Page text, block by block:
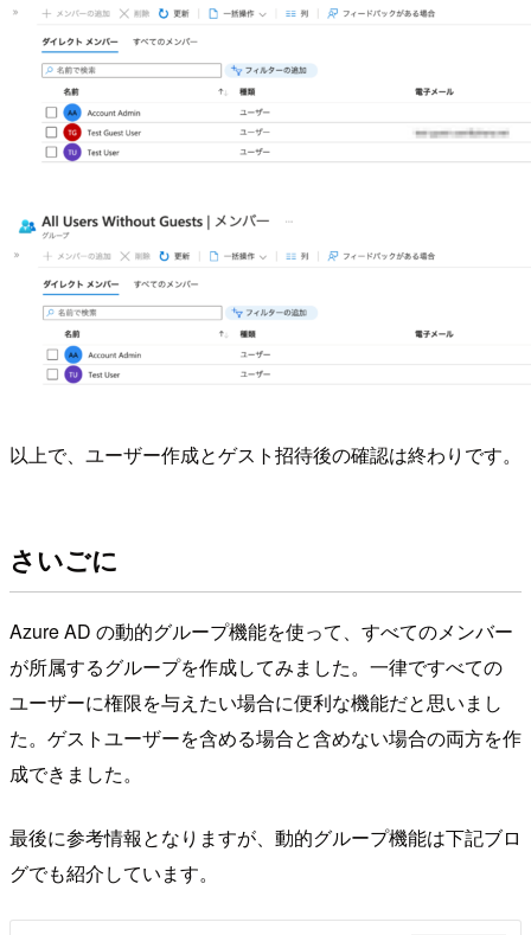
以上で、ユーザー作成とゲスト招待後の確認は終わりです。
さいごに
Azure AD の動的グループ機能を使って、すべてのメンバー
が所属するグループを作成してみました。一律ですべての
ユーザーに権限を与えたい場合に便利な機能だと思いまし
た。ゲストユーザーを含める場合と含めない場合の両方を作
成できました。
最後に参考情報となりますが、動的グループ機能は下記ブロ
グでも紹介しています。